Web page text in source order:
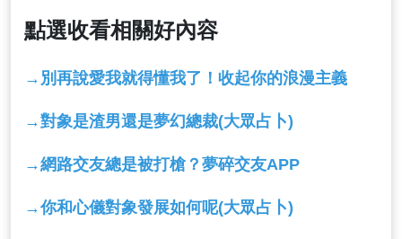
點選收看相關好內容
→ 別再說愛我就得懂我了！收起你的浪漫主義
→對象是渣男還是夢幻總裁(大眾占卜)
→網路交友總是被打槍？夢碎交友APP
→你和心儀對象發展如何呢(大眾占卜)